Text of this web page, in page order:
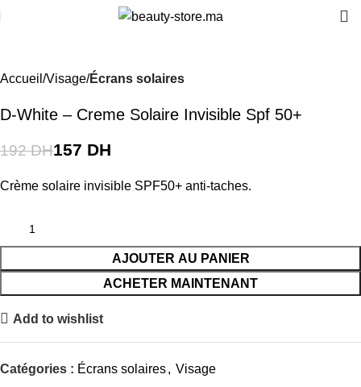
Accueil Visage Écrans solaires
D-White – Creme Solaire Invisible Spf 50+
192DH157 DH
Crème solaire invisible SPF50+ anti-taches.
AJOUTER AU PANIER
ACHETER MAINTENANT
Add to wishlist
Catégories : Écrans solaires, Visage